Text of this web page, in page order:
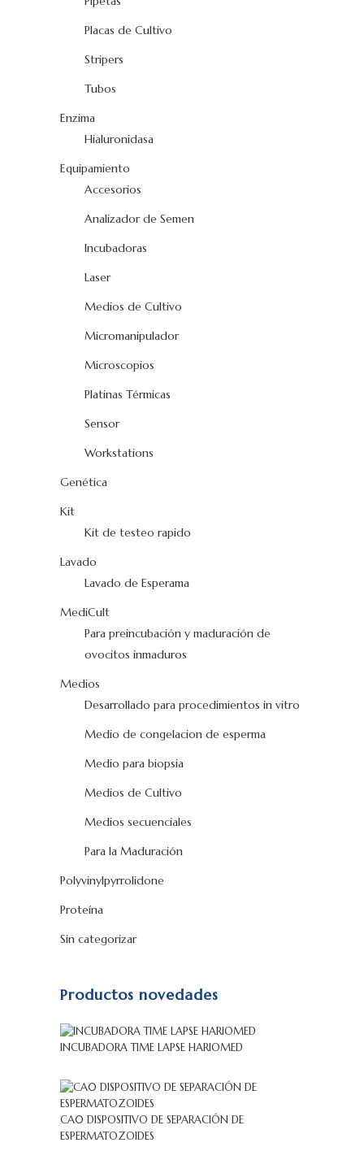
Placas de Cultivo
Stripers
Tubos
Enzima
Hialuronidasa
Equipamiento
Accesorios
Analizador de Semen
Incubadoras
Laser
Medios de Cultivo
Micromanipulador
Microscopios
Platinas Térmicas
Sensor
Workstations
Genética
Kit
Kit de testeo rapido
Lavado
Lavado de Esperama
MediCult
Para preincubación y maduración de
ovocitos inmaduros
Medios
Desarrollado para procedimientos in vitro
Medio de congelacion de esperma
Medio para biopsia
Medios de Cultivo
Medios secuenciales
Para la Maduración
Polyvinylpyrrolidone
Proteína
Sin categorizar
Productos novedades
INCUBADORA TIME LAPSE HARIOMED
CA0 DISPOSITIVO DE SEPARACIÓN DE
ESPERMATOZOIDES